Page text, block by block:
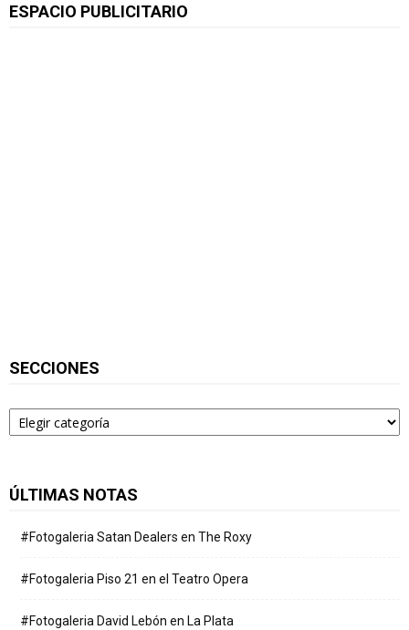
ESPACIO PUBLICITARIO
SECCIONES
Secciones
ÚLTIMAS NOTAS
#Fotogaleria Satan Dealers en The Roxy
#Fotogaleria Piso 21 en el Teatro Opera
#Fotogaleria David Lebón en La Plata